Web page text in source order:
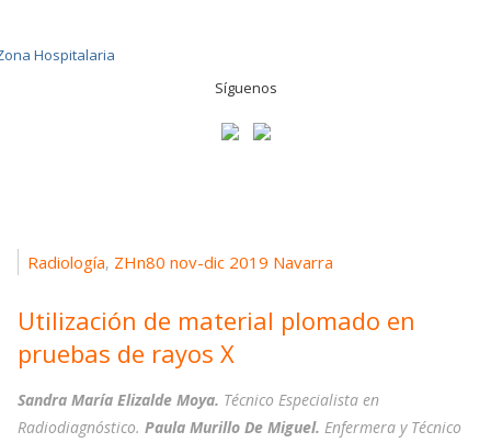
Síguenos
Radiología, ZHn80 nov-dic 2019 Navarra
Utilización de material plomado en
pruebas de rayos X
Sandra María Elizalde Moya. Técnico Especialista en
Radiodiagnóstico. Paula Murillo De Miguel. Enfermera y Técnico